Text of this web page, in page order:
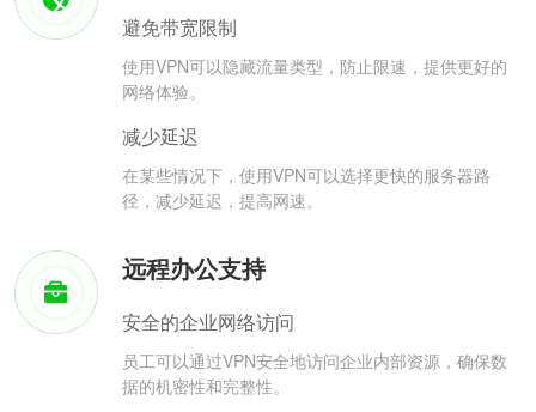
避免带宽限制
使用VPN可以隐藏流量类型，防止限速，提供更好的
网络体验。
减少延迟
在某些情况下，使用VPN可以选择更快的服务器路
径，减少延迟，提高网速。
远程办公支持
安全的企业网络访问
员工可以通过VPN安全地访问企业内部资源，确保数
据的机密性和完整性。